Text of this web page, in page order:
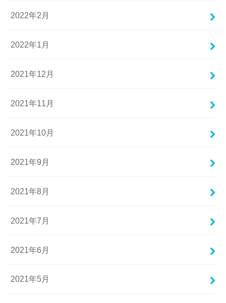
2022年2月
2022年1月
2021年12月
2021年11月
2021年10月
2021年9月
2021年8月
2021年7月
2021年6月
2021年5月